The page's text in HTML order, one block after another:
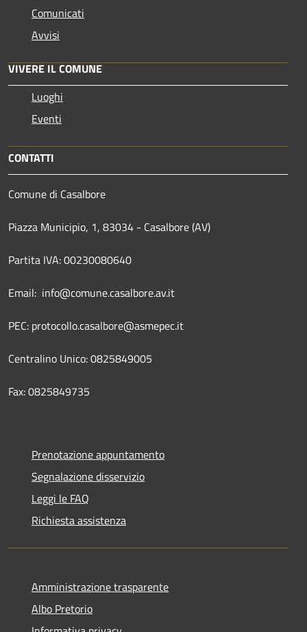
Comunicati
Avvisi
VIVERE IL COMUNE
Luoghi
Eventi
CONTATTI
Comune di Casalbore
Piazza Municipio, 1, 83034 - Casalbore (AV)
Partita IVA: 00230080640
Email: info@comune.casalbore.av.it
PEC: protocollo.casalbore@asmepec.it
Centralino Unico: 0825849005
Fax: 0825849735
Prenotazione appuntamento
Segnalazione disservizio
Leggi le FAQ
Richiesta assistenza
Amministrazione trasparente
Albo Pretorio